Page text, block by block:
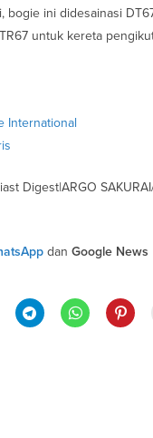
bogie ini didesainasi
untuk kereta
International
Digest|ARGO
dan Google News